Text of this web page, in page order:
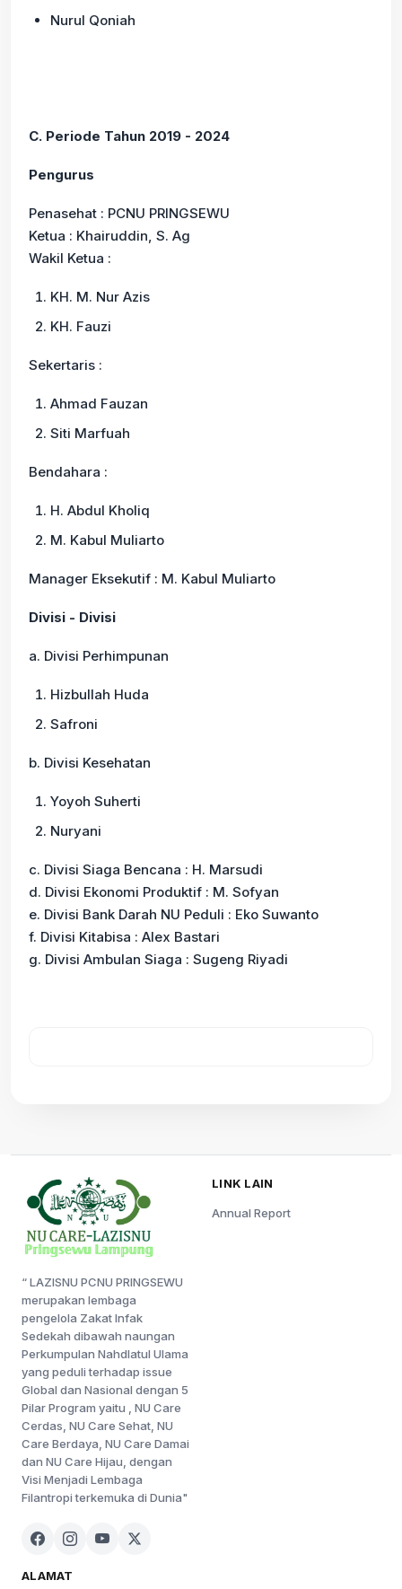
Nurul Qoniah
C. Periode Tahun 2019 - 2024
Pengurus
Penasehat : PCNU PRINGSEWU
Ketua : Khairuddin, S. Ag
Wakil Ketua :
KH. M. Nur Azis
KH. Fauzi
Sekertaris :
Ahmad Fauzan
Siti Marfuah
Bendahara :
H. Abdul Kholiq
M. Kabul Muliarto
Manager Eksekutif : M. Kabul Muliarto
Divisi - Divisi
a. Divisi Perhimpunan
Hizbullah Huda
Safroni
b. Divisi Kesehatan
Yoyoh Suherti
Nuryani
c. Divisi Siaga Bencana : H. Marsudi
d. Divisi Ekonomi Produktif : M. Sofyan
e. Divisi Bank Darah NU Peduli : Eko Suwanto
f. Divisi Kitabisa : Alex Bastari
g. Divisi Ambulan Siaga : Sugeng Riyadi
“ LAZISNU PCNU PRINGSEWU
merupakan lembaga
pengelola Zakat Infak
Sedekah dibawah naungan
Perkumpulan Nahdlatul Ulama
yang peduli terhadap issue
Global dan Nasional dengan 5
Pilar Program yaitu , NU Care
Cerdas, NU Care Sehat, NU
Care Berdaya, NU Care Damai
dan NU Care Hijau, dengan
Visi Menjadi Lembaga
Filantropi terkemuka di Dunia"
LINK LAIN
Annual Report
ALAMAT